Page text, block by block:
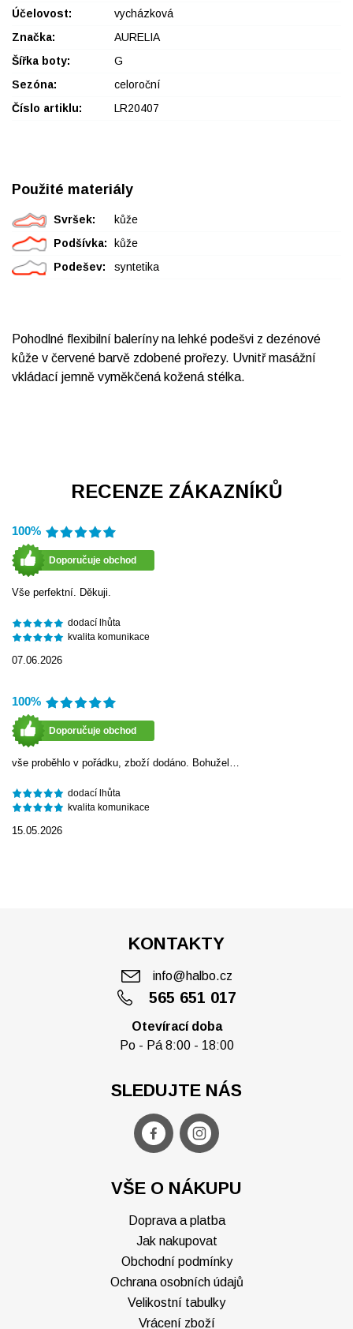
Účelovost:
vycházková
Značka:
AURELIA
Šířka boty:
G
Sezóna:
celoroční
Číslo artiklu:
LR20407
Použité materiály
Svršek:
kůže
Podšívka:
kůže
Podešev:
syntetika
Pohodlné flexibilní baleríny na lehké podešvi z dezénové
kůže v červené barvě zdobené prořezy. Uvnitř masážní
vkládací jemně vyměkčená kožená stélka.
RECENZE ZÁKAZNÍKŮ
100%
Doporučuje obchod
Vše perfektní. Děkuji.
dodací lhůta
kvalita komunikace
07.06.2026
100%
Doporučuje obchod
vše proběhlo v pořádku, zboží dodáno. Bohužel…
dodací lhůta
kvalita komunikace
15.05.2026
KONTAKTY
565 651 017
info@halbo.cz
Otevírací doba
Po - Pá 8:00 - 18:00
VŠE O NÁKUPU
Doprava a platba
Jak nakupovat
Obchodní podmínky
Ochrana osobních údajů
Velikostní tabulky
Vrácení zboží
SLEDUJTE NÁS